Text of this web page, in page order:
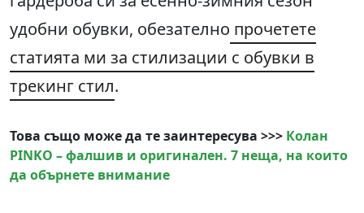
удобни обувки, обезателно прочетете
статията ми за стилизации с обувки в
трекинг стил.
Това също може да те заинтересува >>> Колан
PINKO – фалшив и оригинален. 7 неща, на които
да обърнете внимание